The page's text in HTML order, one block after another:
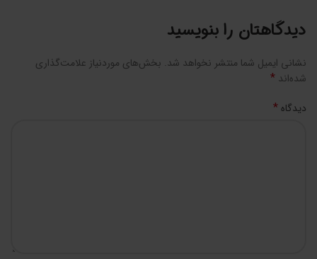
دیدگاهتان را بنویسید
نشانی ایمیل شما منتشر نخواهد شد. بخش‌های موردنیاز علامت‌گذاری
شده‌اند *
دیدگاه*